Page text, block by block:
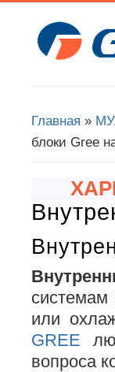
Вы здесь
Главная »
блоки Gree
системам
или
GREE
вопроса